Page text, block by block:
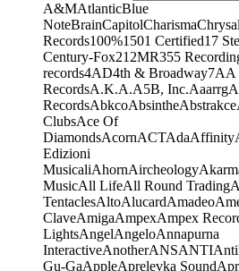
A&MAtlanticBlue
NoteBrainCapitolCharisma
Records100%1501 Certified17
Century-Fox21 2MR355
records4AD4th & Broadway7AA
RecordsA.K.A.A5B, Inc.Aaarrg
RecordsAbkcoAbsintheAbstrakce
ClubsAce Of
DiamondsAcornACTAdaAffinity
Edizioni
MusicaliAhornAircheology
MusicAll LifeAll Round Trading
TentaclesAltoAlucardAmadeo
ClaveAmigaAmpexAmpex
LightsAngelAngeloAnnapurna
InteractiveAnotherANSANTI
Gu-GaAppleAprelevka Sound